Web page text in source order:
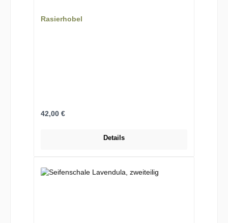
Rasierhobel
Regulärer Preis:
42,00 €
Details